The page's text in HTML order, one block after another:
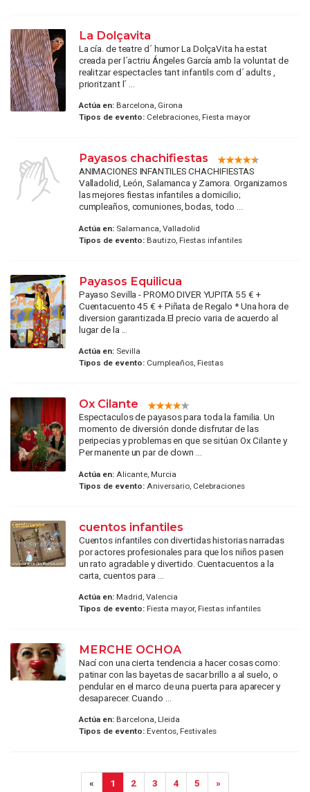
La Dolçavita
La cía. de teatre d´ humor La DolçaVita ha estat
creada per l´actriu Ángeles García amb la voluntat de
realitzar espectacles tant infantils com d´ adults ,
prioritzant l´ ...
Actúa en:Barcelona, Girona
Tipos de evento:Celebraciones, Fiesta mayor
Payasos chachifiestas
ANIMACIONES INFANTILES CHACHIFIESTAS
Valladolid, León, Salamanca y Zamora. Organizamos
las mejores fiestas infantiles a domicilio;
cumpleaños, comuniones, bodas, todo ...
Actúa en:Salamanca, Valladolid
Tipos de evento:Bautizo, Fiestas infantiles
Payasos Equilicua
Payaso Sevilla - PROMO DIVER YUPITA 55 € +
Cuentacuento 45 € + Piñata de Regalo * Una hora de
diversion garantizada.El precio varia de acuerdo al
lugar de la ...
Actúa en:Sevilla
Tipos de evento:Cumpleaños, Fiestas
Ox Cilante
Espectaculos de payasos para toda la familia. Un
momento de diversión donde disfrutar de las
peripecias y problemas en que se sitúan Ox Cilante y
Per manente un par de clown ...
Actúa en:Alicante, Murcia
Tipos de evento:Aniversario, Celebraciones
cuentos infantiles
Cuentos infantiles con divertidas historias narradas
por actores profesionales para que los niños pasen
un rato agradable y divertido. Cuentacuentos a la
carta, cuentos para ...
Actúa en:Madrid, Valencia
Tipos de evento:Fiesta mayor, Fiestas infantiles
MERCHE OCHOA
Nací con una cierta tendencia a hacer cosas como:
patinar con las bayetas de sacar brillo a al suelo, o
pendular en el marco de una puerta para aparecer y
desaparecer. Cuando ...
Actúa en:Barcelona, Lleida
Tipos de evento:Eventos, Festivales
« 1 2 3 4 5 »